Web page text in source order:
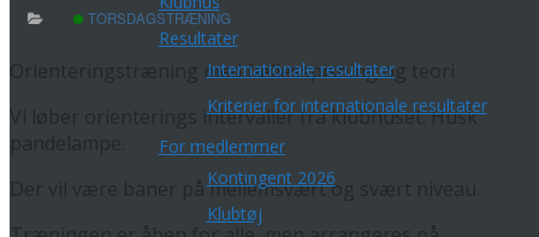
Resultater
Internationale resultater
Kriterier for internationale resultater
For medlemmer
Kontingent 2026
Klubtøj
TORSDAGSTRÆNING
Orienteringstræning med fællesspisning og teori
Vi løber orienterings intervaller fra klubhuset. Husk
Der vil være baner på mellemsvært og svært niveau.